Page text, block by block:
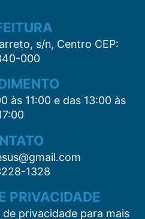
s/n, Centro CEP:
000
às 11:00 e das 13:00 às
1328
PRIVACIDADE
privacidade para mais